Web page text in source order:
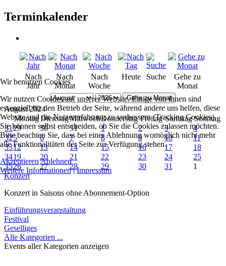
Terminkalender
Nach
Jahr
Nach
Monat
Nach
Woche
Heute Suche
Gehe zu
Monat
Gehe zu Monat
August 2024
Montag DienstagMittwochDonnerstag Freitag Samstag Sonntag
3129 30 31 1 2 3
4
325 6 7 8 9 10
11
3312 13 14 15 16 17
18
3419 20 21 22 23 24
25
3526 27 28 29 30 31
1
Konzert
Konzert in Saisons ohne Abonnement-Option
Einführungsveranstaltung
Festival
Geselliges
Alle Kategorien ...
Events aller Kategorien anzeigen
Wir benutzen Cookies
Wir nutzen Cookies auf unserer Website. Einige von ihnen sind
essenziell für den Betrieb der Seite, während andere uns helfen, diese
Website und die Nutzererfahrung zu verbessern (Tracking Cookies).
Sie können selbst entscheiden, ob Sie die Cookies zulassen möchten.
Bitte beachten Sie, dass bei einer Ablehnung womöglich nicht mehr
alle Funktionalitäten der Seite zur Verfügung stehen.
Akzeptieren Ablehnen
Weitere Informationen|Impressum